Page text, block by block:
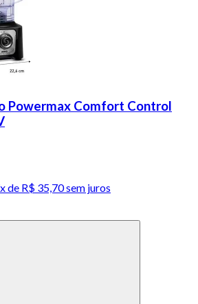
Powermax Comfort Control
de R$ 35,70 sem juros